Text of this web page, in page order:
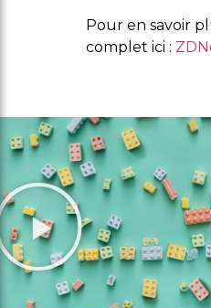
Pour en savoir
complet ici :